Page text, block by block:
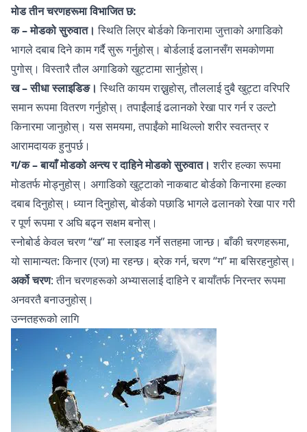
मोड तीन चरणहरूमा विभाजित छ:
क – मोडको सुरुवात। स्थिति लिएर बोर्डको किनारामा जुत्ताको अगाडिको
भागले दबाब दिने काम गर्दै सुरू गर्नुहोस्। बोर्डलाई ढलानसँग समकोणमा
पुगोस्। विस्तारै तौल अगाडिको खुट्टामा सार्नुहोस्।
ख – सीधा स्लाइडिङ। स्थिति कायम राख्नुहोस्, तौललाई दुबै खुट्टा वरिपरि
समान रूपमा वितरण गर्नुहोस्। तपाईंलाई ढलानको रेखा पार गर्न र उल्टो
किनारमा जानुहोस्। यस समयमा, तपाईंको माथिल्लो शरीर स्वतन्त्र र
आरामदायक हुनुपर्छ।
ग/क – बायाँ मोडको अन्त्य र दाहिने मोडको सुरुवात। शरीर हल्का रूपमा
मोडतर्फ मोड्नुहोस्। अगाडिको खुट्टाको नाकबाट बोर्डको किनारमा हल्का
दबाब दिनुहोस्। ध्यान दिनुहोस्, बोर्डको पछाडि भागले ढलानको रेखा पार गरी
र पूर्ण रूपमा र अघि बढ्न सक्षम बनोस्।
स्नोबोर्ड केवल चरण “ख” मा स्लाइड गर्ने सतहमा जान्छ। बाँकी चरणहरूमा,
यो सामान्यत: किनार (एज) मा रहन्छ। ब्रेक गर्न, चरण “ग” मा बसिरहनुहोस्।
अर्को चरण: तीन चरणहरूको अभ्यासलाई दाहिने र बायाँतर्फ निरन्तर रूपमा
अनवरतै बनाउनुहोस्।
उन्नतहरूको लागि